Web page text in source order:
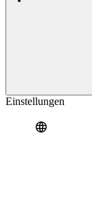
Einstellungen